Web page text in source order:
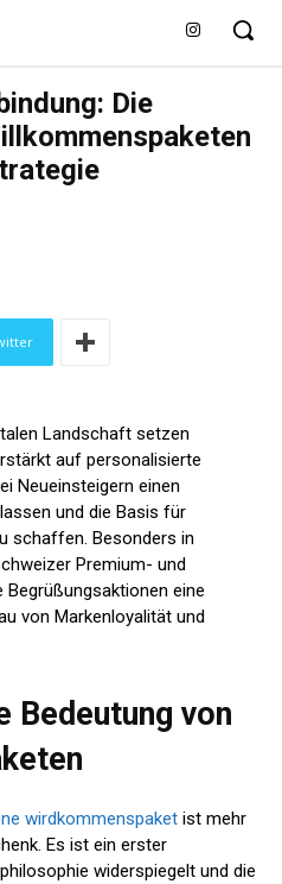
Die
Landschaft setzen
auf personalisierte
Neueinsteigern einen
und die Basis für
schaffen. Besonders in
Premium- und
Begrüßungsaktionen eine
von Markenloyalität und
Bedeutung von
wirdkommenspaket ist mehr
Es ist ein erster
widerspiegelt und die